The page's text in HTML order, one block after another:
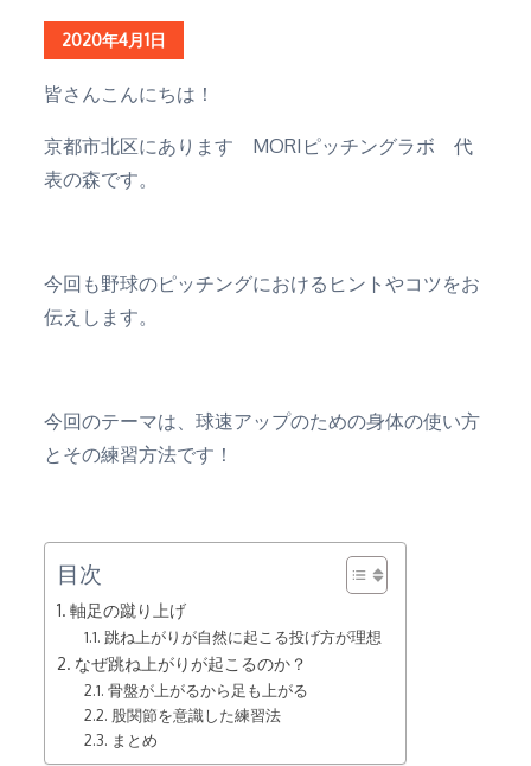
Posted
2020年4月1日
皆さんこんにちは！
京都市北区にあります MORIピッチングラボ 代
表の森です。
今回も野球のピッチングにおけるヒントやコツをお
伝えします。
今回のテーマは、球速アップのための身体の使い方
とその練習方法です！
目次
軸足の蹴り上げ
跳ね上がりが自然に起こる投げ方が理想
なぜ跳ね上がりが起こるのか？
骨盤が上がるから足も上がる
股関節を意識した練習法
まとめ